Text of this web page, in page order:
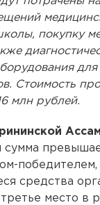
покупку
Стоимость
млн рублей.
сумма
победителем,
средства
место в